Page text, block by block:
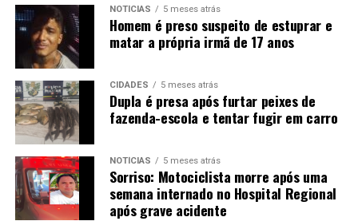
NOTÍCIAS 5 meses atrás
Homem é preso suspeito de estuprar e
matar a própria irmã de 17 anos
CIDADES 5 meses atrás
Dupla é presa após furtar peixes de
fazenda-escola e tentar fugir em carro
NOTÍCIAS 5 meses atrás
Sorriso: Motociclista morre após uma
semana internado no Hospital Regional
após grave acidente